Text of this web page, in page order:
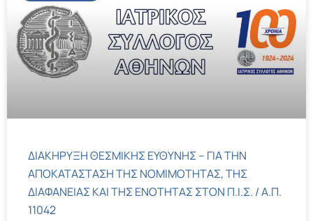
ΔΙΑΚΗΡΥΞΗ ΘΕΣΜΙΚΗΣ ΕΥΘΥΝΗΣ – ΓΙΑ ΤΗΝ
ΑΠΟΚΑΤΑΣΤΑΣΗ ΤΗΣ ΝΟΜΙΜΟΤΗΤΑΣ, ΤΗΣ
ΔΙΑΦΑΝΕΙΑΣ ΚΑΙ ΤΗΣ ΕΝΟΤΗΤΑΣ ΣΤΟΝ Π.Ι.Σ. / Α.Π.
11042